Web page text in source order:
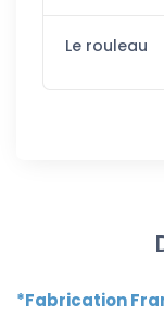
Le rouleau
*Fabrication